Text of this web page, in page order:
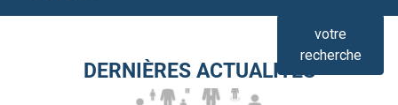
votre
recherche
DERNIÈRES ACTUALITÉS